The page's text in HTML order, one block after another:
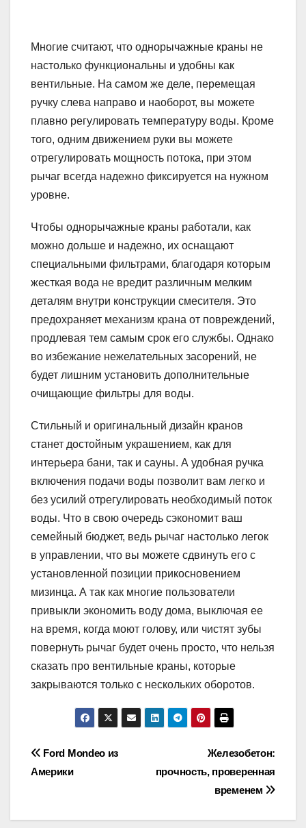
Многие считают, что однорычажные краны не
настолько функциональны и удобны как
вентильные. На самом же деле, перемещая
ручку слева направо и наоборот, вы можете
плавно регулировать температуру воды. Кроме
того, одним движением руки вы можете
отрегулировать мощность потока, при этом
рычаг всегда надежно фиксируется на нужном
уровне.
Чтобы однорычажные краны работали, как
можно дольше и надежно, их оснащают
специальными фильтрами, благодаря которым
жесткая вода не вредит различным мелким
деталям внутри конструкции смесителя. Это
предохраняет механизм крана от повреждений,
продлевая тем самым срок его службы. Однако
во избежание нежелательных засорений, не
будет лишним установить дополнительные
очищающие фильтры для воды.
Стильный и оригинальный дизайн кранов
станет достойным украшением, как для
интерьера бани, так и сауны. А удобная ручка
включения подачи воды позволит вам легко и
без усилий отрегулировать необходимый поток
воды. Что в свою очередь сэкономит ваш
семейный бюджет, ведь рычаг настолько легок
в управлении, что вы можете сдвинуть его с
установленной позиции прикосновением
мизинца. А так как многие пользователи
привыкли экономить воду дома, выключая ее
на время, когда моют голову, или чистят зубы
повернуть рычаг будет очень просто, что нельзя
сказать про вентильные краны, которые
закрываются только с нескольких оборотов.
Навигация
по
записям
Железобетон:
прочность, проверенная
временем
Ford Mondeo из
Америки